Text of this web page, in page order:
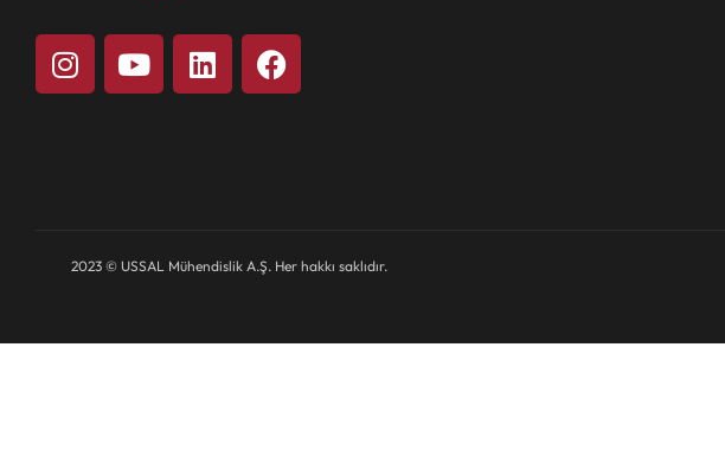
2023 © USSAL Mühendislik A.Ş. Her hakkı saklıdır.